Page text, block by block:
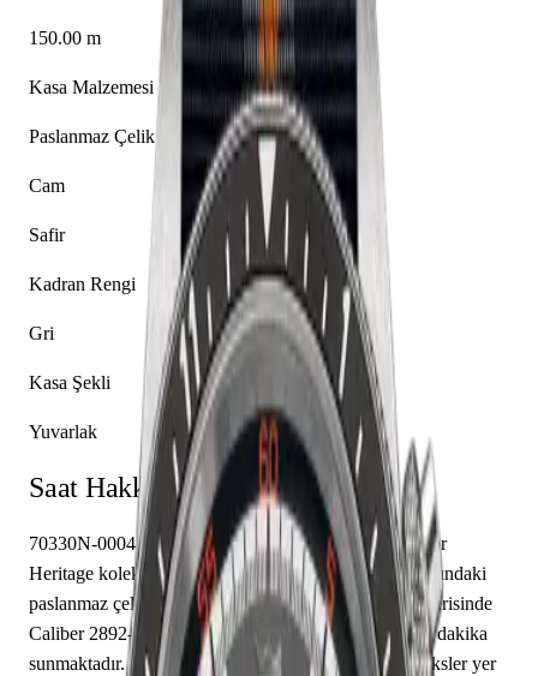
150.00 m
Kasa Malzemesi
Paslanmaz Çelik
Cam
Safir
Kadran Rengi
Gri
Kasa Şekli
Yuvarlak
Saat Hakkında
70330N-0004 referansıyla tanımlanan bu model, Tudor
Heritage koleksiyonunun bir parçasıdır. 42.00 mm çapındaki
paslanmaz çelik kasası safir cam ile korunmaktadır. İçerisinde
Caliber 2892-2054 mekanizma yer almakta olup saat, dakika
sunmaktadır. Gri kadranı üzerinde çubuk / nokta indeksler yer